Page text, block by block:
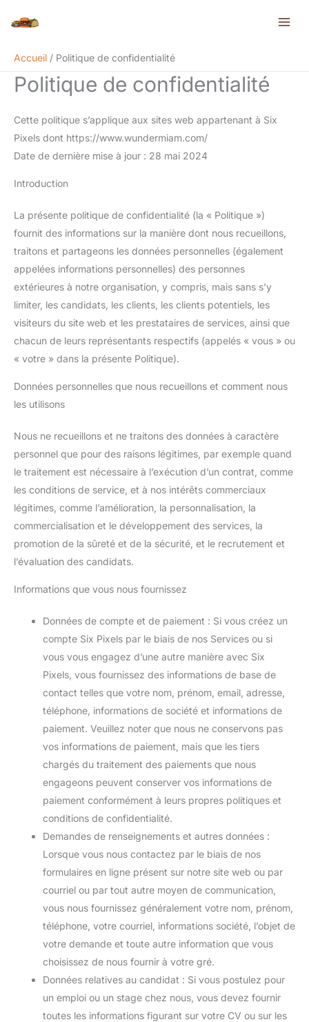
Accueil
Politique de confidentialité
Politique de confidentialité
Cette politique s’applique aux sites web appartenant à Six
Pixels dont https://www.wundermiam.com/
Date de dernière mise à jour : 28 mai 2024
Introduction
La présente politique de confidentialité (la « Politique »)
fournit des informations sur la manière dont nous recueillons,
traitons et partageons les données personnelles (également
appelées informations personnelles) des personnes
extérieures à notre organisation, y compris, mais sans s’y
limiter, les candidats, les clients, les clients potentiels, les
visiteurs du site web et les prestataires de services, ainsi que
chacun de leurs représentants respectifs (appelés « vous » ou
« votre » dans la présente Politique).
Données personnelles que nous recueillons et comment nous
les utilisons
Nous ne recueillons et ne traitons des données à caractère
personnel que pour des raisons légitimes, par exemple quand
le traitement est nécessaire à l’exécution d’un contrat, comme
les conditions de service, et à nos intérêts commerciaux
légitimes, comme l’amélioration, la personnalisation, la
commercialisation et le développement des services, la
promotion de la sûreté et de la sécurité, et le recrutement et
l’évaluation des candidats.
Informations que vous nous fournissez
Données de compte et de paiement : Si vous créez un
compte Six Pixels par le biais de nos Services ou si
vous vous engagez d’une autre manière avec Six
Pixels, vous fournissez des informations de base de
contact telles que votre nom, prénom, email, adresse,
téléphone, informations de société et informations de
paiement. Veuillez noter que nous ne conservons pas
vos informations de paiement, mais que les tiers
chargés du traitement des paiements que nous
engageons peuvent conserver vos informations de
paiement conformément à leurs propres politiques et
conditions de confidentialité.
Demandes de renseignements et autres données :
Lorsque vous nous contactez par le biais de nos
formulaires en ligne présent sur notre site web ou par
courriel ou par tout autre moyen de communication,
vous nous fournissez généralement votre nom, prénom,
téléphone, votre courriel, informations société, l’objet de
votre demande et toute autre information que vous
choisissez de nous fournir à votre gré.
Données relatives au candidat : Si vous postulez pour
un emploi ou un stage chez nous, vous devez fournir
toutes les informations figurant sur votre CV ou sur les